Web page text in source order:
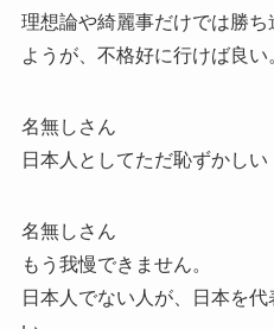
理想論や綺麗事だけでは勝
ようが、不格好に行けば良い
名無しさん
日本人としてただ恥ずかしい
名無しさん
もう我慢できません。
日本人でない人が、日本を